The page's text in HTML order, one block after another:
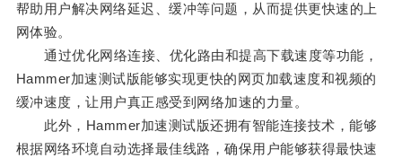
帮助用户解决网络延迟、缓冲等问题，从而提供更快速的上
网体验。
通过优化网络连接、优化路由和提高下载速度等功能，
Hammer加速测试版能够实现更快的网页加载速度和视频的
缓冲速度，让用户真正感受到网络加速的力量。
此外，Hammer加速测试版还拥有智能连接技术，能够
根据网络环境自动选择最佳线路，确保用户能够获得最快速